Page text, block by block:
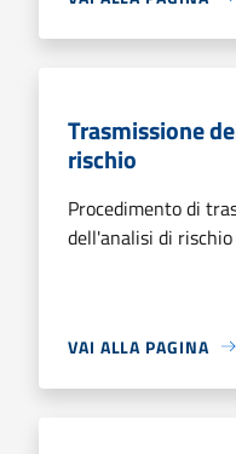
Trasmissione
rischio
Procedimento di
dell'analisi di rischio
VAI ALLA PAGINA